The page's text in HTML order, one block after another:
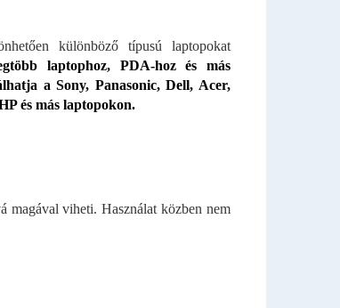
különböző típusú laptopokat
laptophoz, PDA-hoz és más
a Sony, Panasonic, Dell, Acer,
és más laptopokon.
magával viheti. Használat közben nem